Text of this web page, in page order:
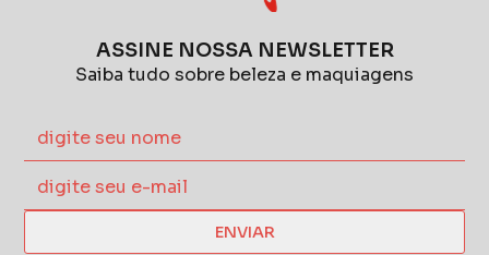
ASSINE NOSSA NEWSLETTER
Saiba tudo sobre beleza e maquiagens
ENVIAR